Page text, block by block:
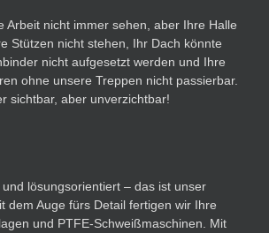
Arbeit nicht immer sehen, aber Ihre Halle
Stützen nicht stehen, Ihr Dach könnte
nicht aufgesetzt werden und Ihre
ohne unsere Treppen nicht passierbar.
sichtbar, aber unverzichtbar!
lösungsorientiert – das ist unser
dem Auge fürs Detail fertigen wir Ihre
und PTFE-Schweißmaschinen. Mit